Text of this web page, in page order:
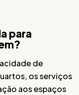
para
de
os serviços
aos espaços